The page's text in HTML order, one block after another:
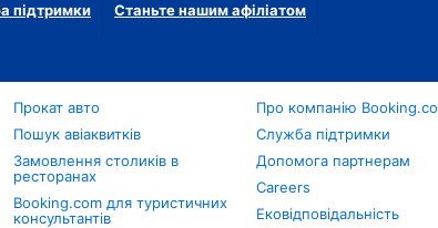
підтримки Станьте нашим афіліатом
Прокат авто
Пошук авіаквитків
Замовлення столиків в
ресторанах
Booking.com для туристичних
консультантів
Про компанію
Служба підтримки
Допомога партнерам
Careers
Ековідповідальність